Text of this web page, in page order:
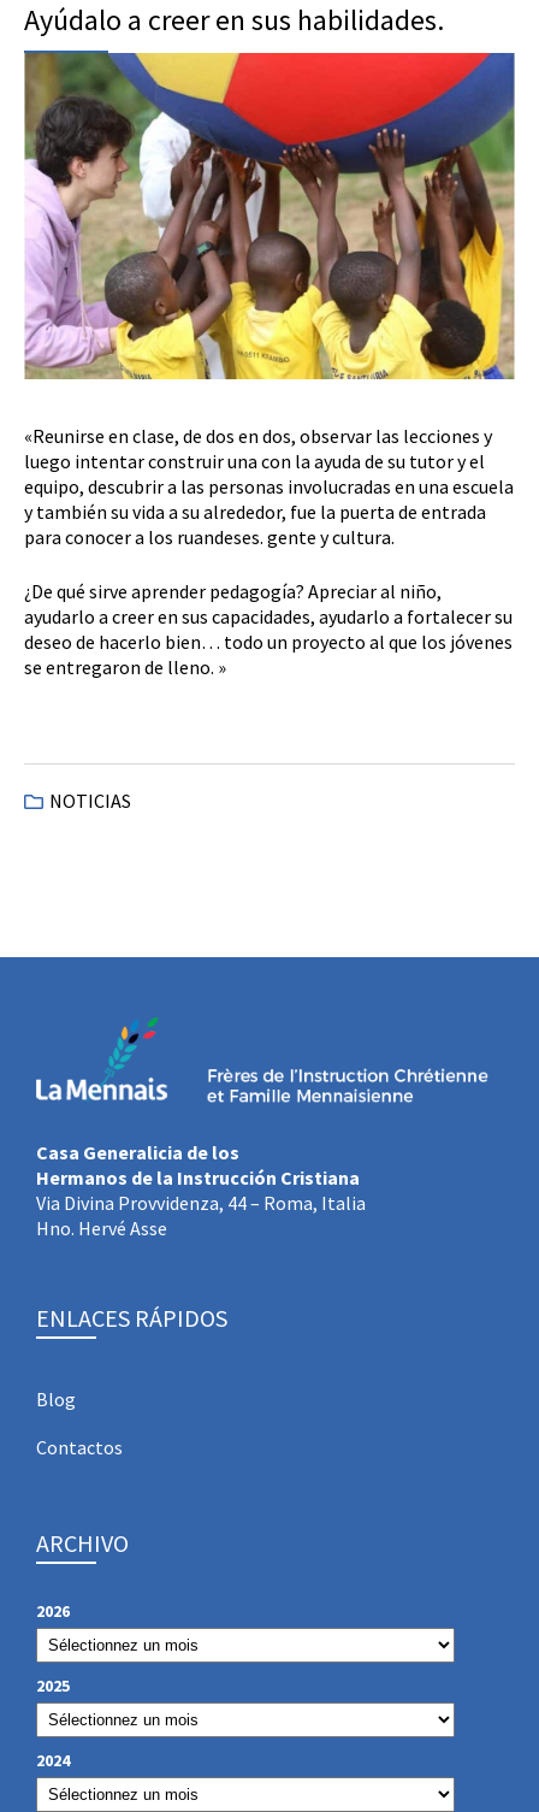
Ayúdalo a creer en sus habilidades.
«Reunirse en clase, de dos en dos, observar las lecciones y
luego intentar construir una con la ayuda de su tutor y el
equipo, descubrir a las personas involucradas en una escuela
y también su vida a su alrededor, fue la puerta de entrada
para conocer a los ruandeses. gente y cultura.
¿De qué sirve aprender pedagogía? Apreciar al niño,
ayudarlo a creer en sus capacidades, ayudarlo a fortalecer su
deseo de hacerlo bien… todo un proyecto al que los jóvenes
se entregaron de lleno. »
NOTICIAS
Casa Generalicia de los
Hermanos de la Instrucción Cristiana
Via Divina Provvidenza, 44 – Roma, Italia
Hno. Hervé Asse
ENLACES RÁPIDOS
Blog
Contactos
ARCHIVO
2026
2025
2024